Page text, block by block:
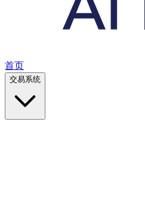
首页
交易系统